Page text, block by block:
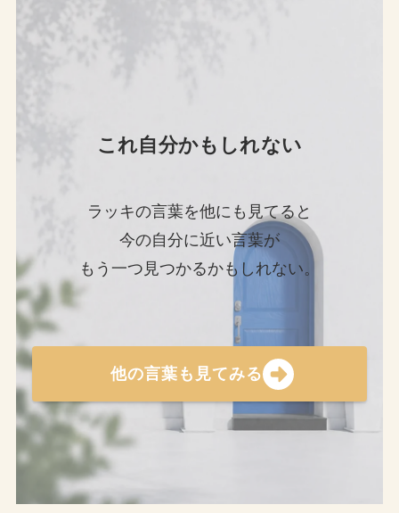
これ自分かもしれない
ラッキの言葉を他にも見てると
今の自分に近い言葉が
もう一つ見つかるかもしれない。
他の言葉も見てみる